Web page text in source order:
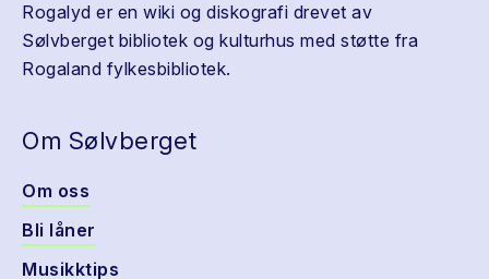
Rogalyd er en wiki og diskografi drevet av
Sølvberget bibliotek og kulturhus med støtte fra
Rogaland fylkesbibliotek.
Om Sølvberget
Om oss
Bli låner
Musikktips